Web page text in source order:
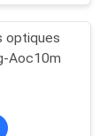
optiques
Aoc10m